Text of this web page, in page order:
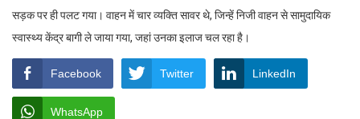
सड़क पर ही पलट गया। वाहन में चार व्यक्ति सावर थे, जिन्हें निजी वाहन से सामुदायिक
स्वास्थ्य केंद्र बागी ले जाया गया, जहां उनका इलाज चल रहा है।
Facebook Twitter LinkedIn
WhatsApp